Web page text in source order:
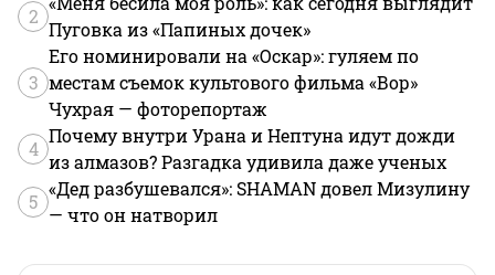
2
Пуговка из «Папиных дочек»
3
Его номинировали на «Оскар»: гуляем по
местам съемок культового фильма «Вор»
Чухрая — фоторепортаж
4
Почему внутри Урана и Нептуна идут дожди
из алмазов? Разгадка удивила даже ученых
5
«Дед разбушевался»: SHAMAN довел Мизулину
— что он натворил